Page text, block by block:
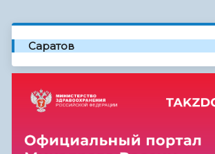
Саратов